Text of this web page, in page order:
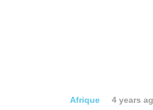
Afrique 4 years